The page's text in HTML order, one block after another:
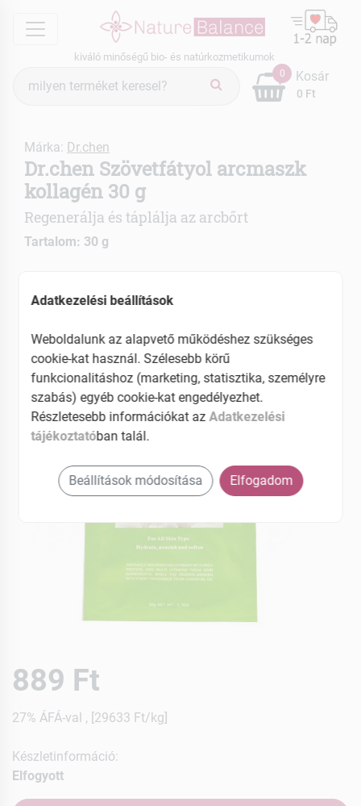
menu
kiváló minőségű bio- és natúrkozmetikumok
keresés
0
0 Ft
Kosár
Márka: Dr.chen
Dr.chen Szövetfátyol arcmaszk
kollagén 30 g
Regenerálja és táplálja az arcbőrt
Tartalom: 30 g
Enyhíti a ráncok mélységét
EAN: 6931718128226
889 Ft
27% ÁFÁ-val , [29633 Ft/kg]
Készletinformáció:
Elfogyott
Adatkezelési beállítások
Weboldalunk az alapvető működéshez szükséges
cookie-kat használ. Szélesebb körű
funkcionalitáshoz (marketing, statisztika, személyre
szabás) egyéb cookie-kat engedélyezhet.
Részletesebb információkat az Adatkezelési
tájékoztatóban talál.
Beállítások módosítása Elfogadom